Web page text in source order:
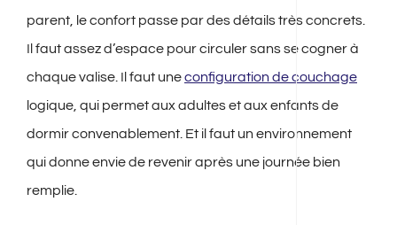
parent, le confort passe par des détails très concrets.
Il faut assez d’espace pour circuler sans se cogner à
chaque valise. Il faut uneconfiguration de couchage
logique, qui permet aux adultes et aux enfants de
dormir convenablement. Et il faut un environnement
qui donne envie de revenir après une journée bien
remplie.